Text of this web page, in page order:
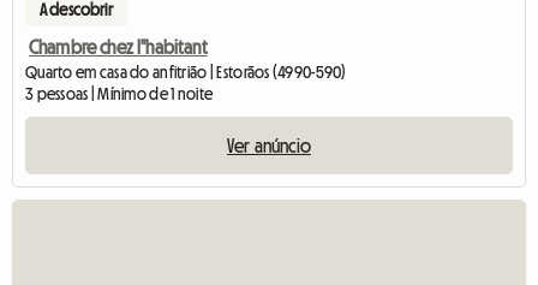
A descobrir
Chambre chez l"habitant
Quarto em casa do anfitrião | Estorãos (4990-590)
3 pessoas | Mínimo de 1 noite
Ver anúncio